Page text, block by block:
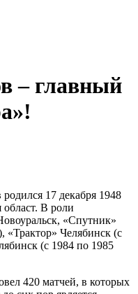
– главный
17 декабря 1948
област. В роли
«Спутник»
Челябинск (с
(с 1984 по 1985
420 матчей, в которых